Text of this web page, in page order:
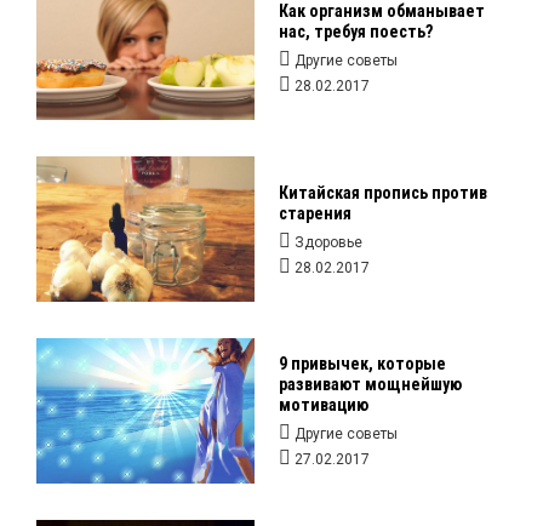
Как организм обманывает
нас, требуя поесть?
Другие советы
28.02.2017
Китайская пропись против
старения
Здоровье
28.02.2017
9 привычек, которые
развивают мощнейшую
мотивацию
Другие советы
27.02.2017